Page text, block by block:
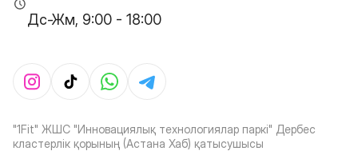
Дс-Жм, 9:00 - 18:00
"1Fit" ЖШС "Инновациялық технологиялар паркі" Дербес
кластерлік қорының (Астана Хаб) қатысушысы